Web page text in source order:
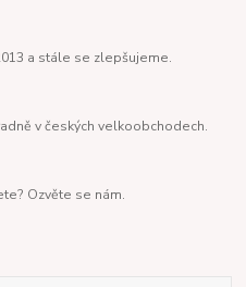
a stále se zlepšujeme.
v českých velkoobchodech.
Ozvěte se nám.